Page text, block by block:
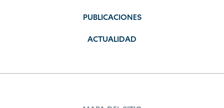
PUBLICACIONES
ACTUALIDAD